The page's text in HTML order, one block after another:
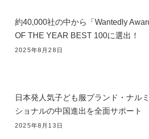
約40,000社の中から「Wantedly
OF THE YEAR BEST 100に選出！
2025年8月28日
日本発人気子ども服ブランド・ナル
ショナルの中国進出を全面サポート
2025年8月13日